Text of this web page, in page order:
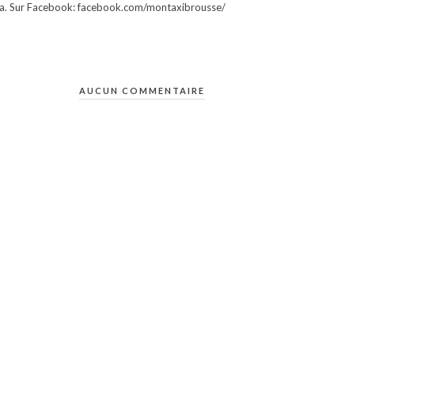
Sur Facebook: facebook.com/montaxibrousse/
AUCUN COMMENTAIRE